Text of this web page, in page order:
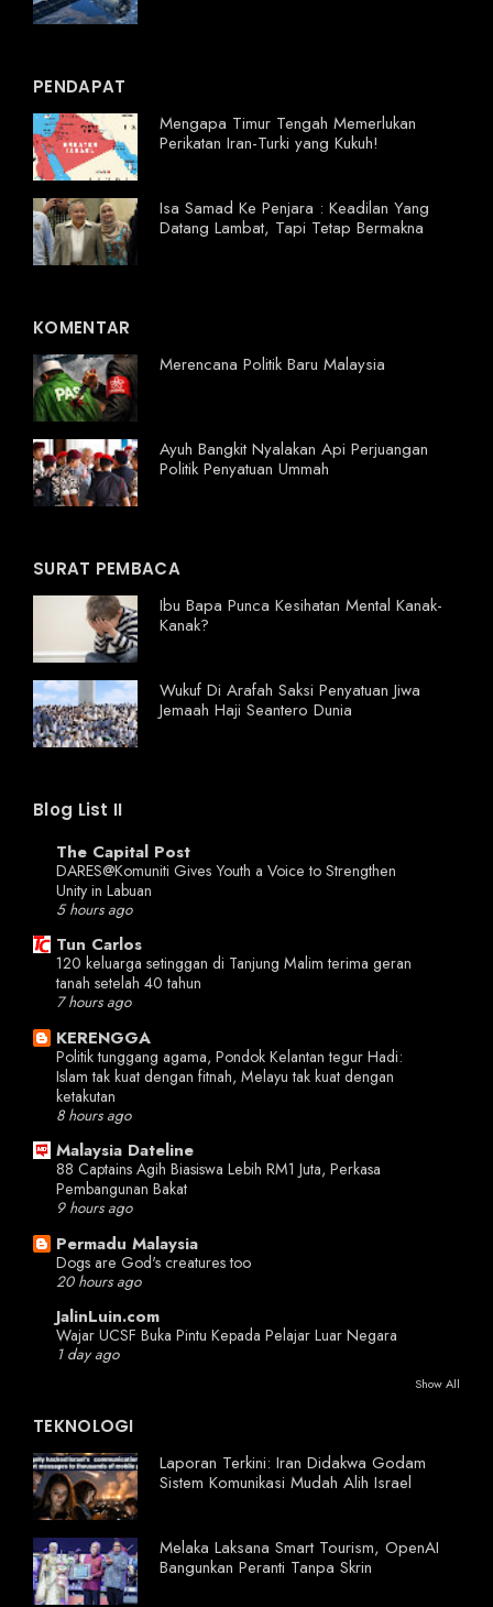
PENDAPAT
Mengapa Timur Tengah Memerlukan
Perikatan Iran-Turki yang Kukuh!
Isa Samad Ke Penjara : Keadilan Yang
Datang Lambat, Tapi Tetap Bermakna
KOMENTAR
Merencana Politik Baru Malaysia
Ayuh Bangkit Nyalakan Api Perjuangan
Politik Penyatuan Ummah
SURAT PEMBACA
Ibu Bapa Punca Kesihatan Mental Kanak-
Kanak?
Wukuf Di Arafah Saksi Penyatuan Jiwa
Jemaah Haji Seantero Dunia
Blog List II
The Capital Post
DARES@Komuniti Gives Youth a Voice to Strengthen
Unity in Labuan
5 hours ago
Tun Carlos
120 keluarga setinggan di Tanjung Malim terima geran
tanah setelah 40 tahun
7 hours ago
KERENGGA
Politik tunggang agama, Pondok Kelantan tegur Hadi:
Islam tak kuat dengan fitnah, Melayu tak kuat dengan
ketakutan
8 hours ago
Malaysia Dateline
88 Captains Agih Biasiswa Lebih RM1 Juta, Perkasa
Pembangunan Bakat
9 hours ago
Permadu Malaysia
Dogs are God's creatures too
20 hours ago
JalinLuin.com
Wajar UCSF Buka Pintu Kepada Pelajar Luar Negara
1 day ago
Show All
TEKNOLOGI
Laporan Terkini: Iran Didakwa Godam
Sistem Komunikasi Mudah Alih Israel
Melaka Laksana Smart Tourism, OpenAI
Bangunkan Peranti Tanpa Skrin